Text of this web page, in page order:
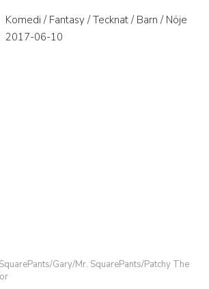
Komedi / Fantasy / Tecknat / Barn / Nöje
2017-06-10
Gary/Mr. SquarePants/Patchy The